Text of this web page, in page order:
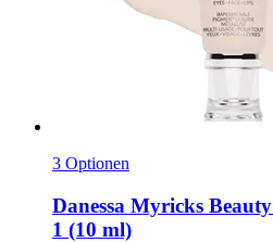
3 Optionen
Danessa Myricks Beauty
1 (10 ml)